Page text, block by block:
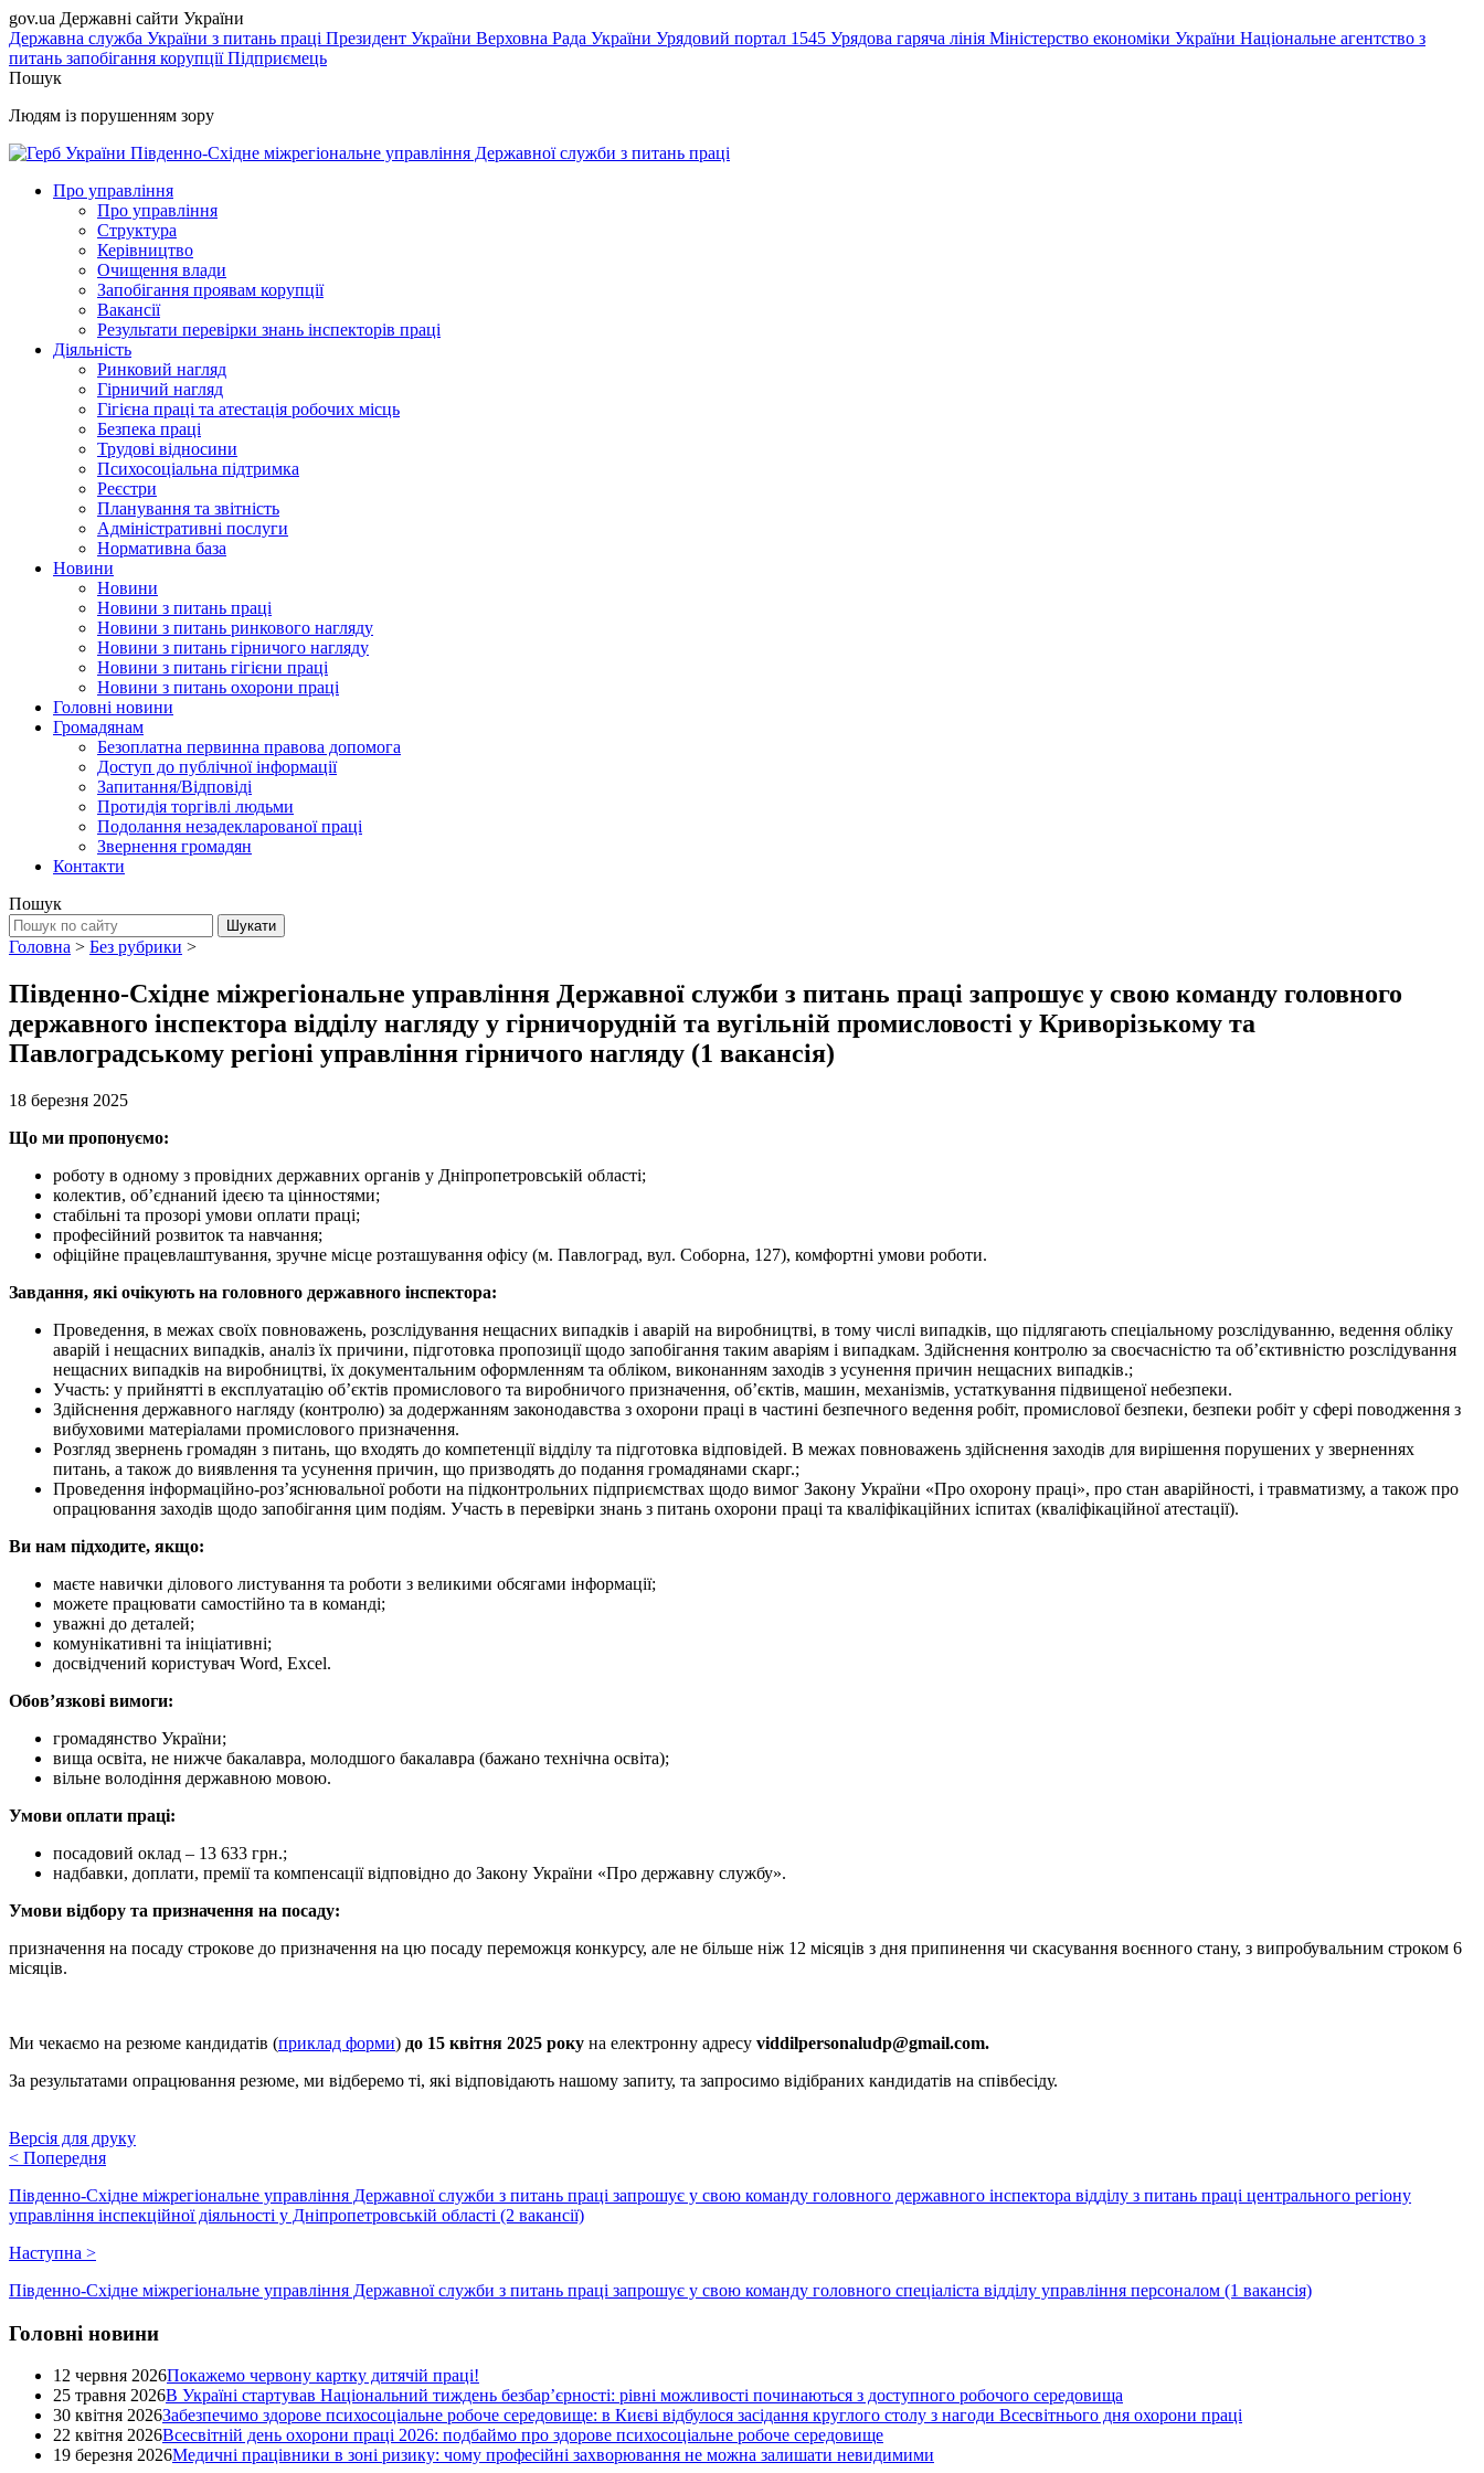
gov.ua Державні сайти України
Державна служба України з питань праці Президент України Верховна Рада України Урядовий портал 1545 Урядова гаряча лінія Міністерство економіки України Національне агентство з
питань запобігання корупціїПідприємець
Пошук
Людям із порушенням зору
Південно-Східне міжрегіональне управління Державної служби з питань праці
Про управління
Про управління
Структура
Керівництво
Очищення влади
Запобігання проявам корупції
Вакансії
Результати перевірки знань інспекторів праці
Діяльність
Ринковий нагляд
Гірничий нагляд
Гігієна праці та атестація робочих місць
Безпека праці
Трудові відносини
Психосоціальна підтримка
Реєстри
Планування та звітність
Адміністративні послуги
Нормативна база
Новини
Новини
Новини з питань праці
Новини з питань ринкового нагляду
Новини з питань гірничого нагляду
Новини з питань гігієни праці
Новини з питань охорони праці
Головні новини
Громадянам
Безоплатна первинна правова допомога
Доступ до публічної інформації
Запитання/Відповіді
Протидія торгівлі людьми
Подолання незадекларованої праці
Звернення громадян
Контакти
Пошук
Головна > Без рубрики >
Південно-Східне міжрегіональне управління Державної служби з питань праці запрошує у свою команду головного
державного інспектора відділу нагляду у гірничорудній та вугільній промисловості у Криворізькому та
Павлоградському регіоні управління гірничого нагляду (1 вакансія)
18 березня 2025
Що ми пропонуємо:
роботу в одному з провідних державних органів у Дніпропетровській області;
колектив, об’єднаний ідеєю та цінностями;
стабільні та прозорі умови оплати праці;
професійний розвиток та навчання;
офіційне працевлаштування, зручне місце розташування офісу (м. Павлоград, вул. Соборна, 127), комфортні умови роботи.
Завдання, які очікують на головного державного інспектора:
Проведення, в межах своїх повноважень, розслідування нещасних випадків і аварій на виробництві, в тому числі випадків, що підлягають спеціальному розслідуванню, ведення обліку
аварій і нещасних випадків, аналіз їх причини, підготовка пропозиції щодо запобігання таким аваріям і випадкам. Здійснення контролю за своєчасністю та об’єктивністю розслідування
нещасних випадків на виробництві, їх документальним оформленням та обліком, виконанням заходів з усунення причин нещасних випадків.;
Участь: у прийнятті в експлуатацію об’єктів промислового та виробничого призначення, об’єктів, машин, механізмів, устаткування підвищеної небезпеки.
Здійснення державного нагляду (контролю) за додержанням законодавства з охорони праці в частині безпечного ведення робіт, промислової безпеки, безпеки робіт у сфері поводження з
вибуховими матеріалами промислового призначення.
Розгляд звернень громадян з питань, що входять до компетенції відділу та підготовка відповідей. В межах повноважень здійснення заходів для вирішення порушених у зверненнях
питань, а також до виявлення та усунення причин, що призводять до подання громадянами скарг.;
Проведення інформаційно-роз’яснювальної роботи на підконтрольних підприємствах щодо вимог Закону України «Про охорону праці», про стан аварійності, і травматизму, а також про
опрацювання заходів щодо запобігання цим подіям. Участь в перевірки знань з питань охорони праці та кваліфікаційних іспитах (кваліфікаційної атестації).
Ви нам підходите, якщо:
маєте навички ділового листування та роботи з великими обсягами інформації;
можете працювати самостійно та в команді;
уважні до деталей;
комунікативні та ініціативні;
досвідчений користувач Word, Excel.
Обов’язкові вимоги:
громадянство України;
вища освіта, не нижче бакалавра, молодшого бакалавра (бажано технічна освіта);
вільне володіння державною мовою.
Умови оплати праці:
посадовий оклад – 13 633 грн.;
надбавки, доплати, премії та компенсації відповідно до Закону України «Про державну службу».
Умови відбору та призначення на посаду:
призначення на посаду строкове до призначення на цю посаду переможця конкурсу, але не більше ніж 12 місяців з дня припинення чи скасування воєнного стану, з випробувальним строком 6
місяців.
Ми чекаємо на резюме кандидатів (приклад форми) до 15 квітня 2025 року на електронну адресу viddilpersonaludp@gmail.com.
За результатами опрацювання резюме, ми відберемо ті, які відповідають нашому запиту, та запросимо відібраних кандидатів на співбесіду.
Версія для друку
< Попередня
Південно-Східне міжрегіональне управління Державної служби з питань праці запрошує у свою команду головного державного інспектора відділу з питань праці центрального регіону
управління інспекційної діяльності у Дніпропетровській області (2 вакансії)
Наступна >
Південно-Східне міжрегіональне управління Державної служби з питань праці запрошує у свою команду головного спеціаліста відділу управління персоналом (1 вакансія)
Головні новини
12 червня 2026Покажемо червону картку дитячій праці!
25 травня 2026В Україні стартував Національний тиждень безбар’єрності: рівні можливості починаються з доступного робочого середовища
30 квітня 2026Забезпечимо здорове психосоціальне робоче середовище: в Києві відбулося засідання круглого столу з нагоди Всесвітнього дня охорони праці
22 квітня 2026Всесвітній день охорони праці 2026: подбаймо про здорове психосоціальне робоче середовище
19 березня 2026Медичні працівники в зоні ризику: чому професійні захворювання не можна залишати невидимими